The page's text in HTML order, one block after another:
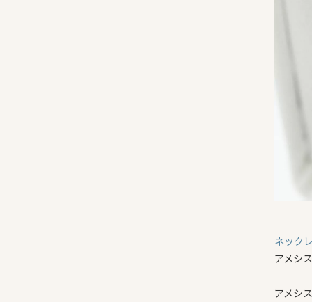
ネック
アメシ
アメシ